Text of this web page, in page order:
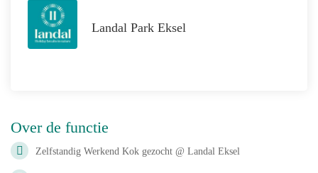
Landal Park Eksel
Over de functie
Zelfstandig Werkend Kok gezocht @ Landal Eksel